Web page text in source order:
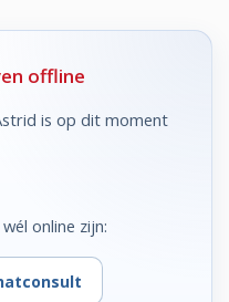
offline
is op dit moment
online zijn: